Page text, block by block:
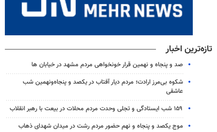
تازه‌ترین اخبار
صد و پنجاه و نهمین قرار خونخواهی مردم مشهد در خیابان ها
شکوه بی‌مرز ارادت؛ مردم دیار آفتاب در یکصد و پنجاه‌ونهمین شب
عاشقی
۱۵۹ شب ایستادگی و تجلی وحدت مردم محلات در بیعت با رهبر انقلاب
موج یکصد و پنجاه و نهم حضور مردم رشت در میدان شهدای ذهاب